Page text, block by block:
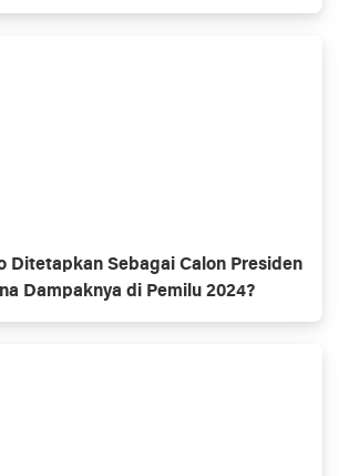
Ditetapkan Sebagai Calon Presiden
Dampaknya di Pemilu 2024?